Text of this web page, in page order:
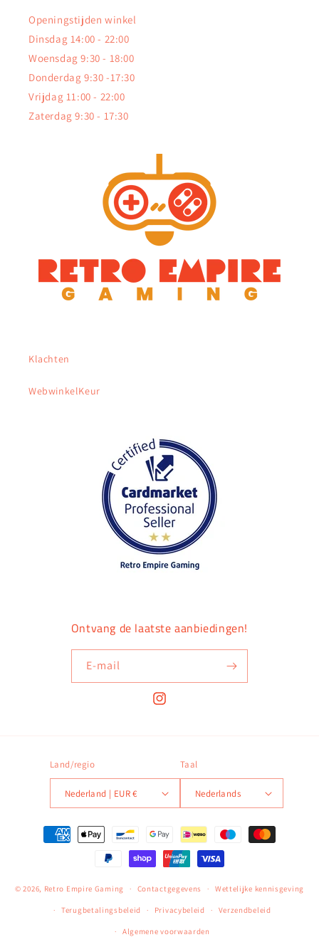
Openingstijden winkel
Dinsdag 14:00 - 22:00
Woensdag 9:30 - 18:00
Donderdag 9:30 -17:30
Vrijdag 11:00 - 22:00
Zaterdag 9:30 - 17:30
Klachten
WebwinkelKeur
Ontvang de laatste aanbiedingen!
E‑mail
Instagram
Land/regio
Nederland | EUR €
Taal
Nederlands
Betaalmethoden
© 2026, Retro Empire Gaming Contactgegevens Wettelijke kennisgeving
Terugbetalingsbeleid Privacybeleid Verzendbeleid
Algemene voorwaarden